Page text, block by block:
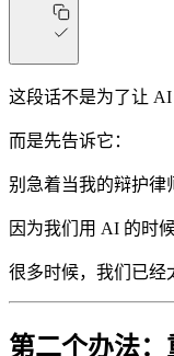
这段话不是为了让 AI
而是先告诉它：
别急着当我的辩护律
因为我们用 AI 的时
很多时候，我们已经
第二个办法